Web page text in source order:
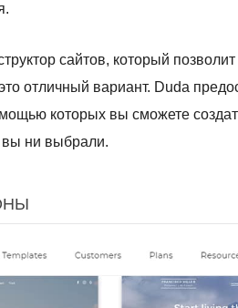
сайтов, который
отличный вариант. Duda
которых вы сможете
ни выбрали.